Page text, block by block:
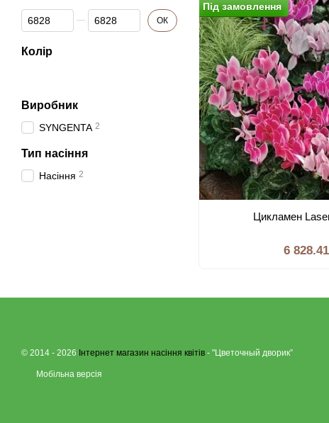
Пiд замовлення
Цикламен
6
Від Ціна, грн
До Ціна, грн ОК
Колір
Виробник
SYNGENTA 2
Тип насiння
Насiння 2
© 2014 - 2026 Інтернет магазин насіння квітів - "Цветочный дворик”
Мобільна версія